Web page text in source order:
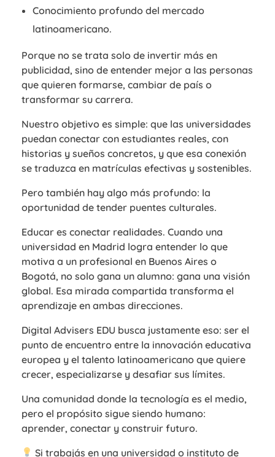
Conocimiento profundo del mercado
latinoamericano.
Porque no se trata solo de invertir más en
publicidad, sino de entender mejor a las personas
que quieren formarse, cambiar de país o
transformar su carrera.
Nuestro objetivo es simple: que las universidades
puedan conectar con estudiantes reales, con
historias y sueños concretos, y que esa conexión
se traduzca en matrículas efectivas y sostenibles.
Pero también hay algo más profundo: la
oportunidad de tender puentes culturales.
Educar es conectar realidades. Cuando una
universidad en Madrid logra entender lo que
motiva a un profesional en Buenos Aires o
Bogotá, no solo gana un alumno: gana una visión
global. Esa mirada compartida transforma el
aprendizaje en ambas direcciones.
Digital Advisers EDU busca justamente eso: ser el
punto de encuentro entre la innovación educativa
europea y el talento latinoamericano que quiere
crecer, especializarse y desafiar sus límites.
Una comunidad donde la tecnología es el medio,
pero el propósito sigue siendo humano:
aprender, conectar y construir futuro.
Si trabajás en una universidad o instituto de